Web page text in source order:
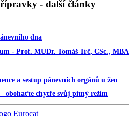
- další články
dna
- Prof. MUDr. Tomáš Trč, CSc., MBA
a sestup pánevních orgánů u žen
obohaťte chytře svůj pitný režim